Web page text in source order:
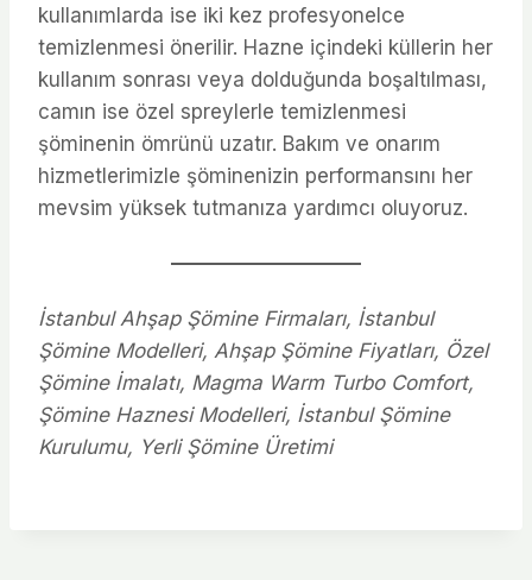
kullanımlarda ise iki kez profesyonelce
temizlenmesi önerilir. Hazne içindeki küllerin her
kullanım sonrası veya dolduğunda boşaltılması,
camın ise özel spreylerle temizlenmesi
şöminenin ömrünü uzatır. Bakım ve onarım
hizmetlerimizle şöminenizin performansını her
mevsim yüksek tutmanıza yardımcı oluyoruz.
İstanbul Ahşap Şömine Firmaları, İstanbul
Şömine Modelleri, Ahşap Şömine Fiyatları, Özel
Şömine İmalatı, Magma Warm Turbo Comfort,
Şömine Haznesi Modelleri, İstanbul Şömine
Kurulumu, Yerli Şömine Üretimi